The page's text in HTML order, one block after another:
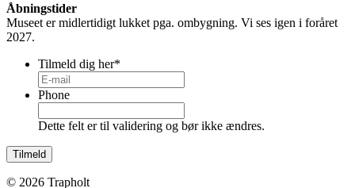
Åbningstider
Museet er midlertidigt lukket pga. ombygning. Vi ses igen i foråret
2027.
Tilmeld dig her*
Phone
Dette felt er til validering og bør ikke ændres.
© 2026 Trapholt